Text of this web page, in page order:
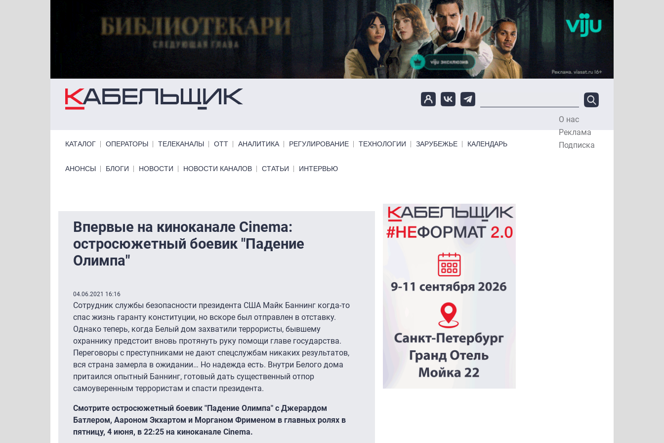
О нас
Реклама
Подписка
КАТАЛОГ ОПЕРАТОРЫ ТЕЛЕКАНАЛЫ ОТТ АНАЛИТИКА РЕГУЛИРОВАНИЕ ТЕХНОЛОГИИ ЗАРУБЕЖЬЕ КАЛЕНДАРЬ
Primary links bottom
АНОНСЫ БЛОГИ НОВОСТИ НОВОСТИ КАНАЛОВ СТАТЬИ ИНТЕРВЬЮ
Впервые на киноканале Cinema:
остросюжетный боевик "Падение
Олимпа"
04.06.2021 16:16
Сотрудник службы безопасности президента США Майк Баннинг когда-то
спас жизнь гаранту конституции, но вскоре был отправлен в отставку.
Однако теперь, когда Белый дом захватили террористы, бывшему
охраннику предстоит вновь протянуть руку помощи главе государства.
Переговоры с преступниками не дают спецслужбам никаких результатов,
вся страна замерла в ожидании… Но надежда есть. Внутри Белого дома
притаился опытный Баннинг, готовый дать существенный отпор
самоуверенным террористам и спасти президента.
Смотрите остросюжетный боевик "Падение Олимпа" с Джерардом
Батлером, Аароном Экхартом и Морганом Фрименом в главных ролях в
пятницу, 4 июня, в 22:25 на киноканале Cinema.